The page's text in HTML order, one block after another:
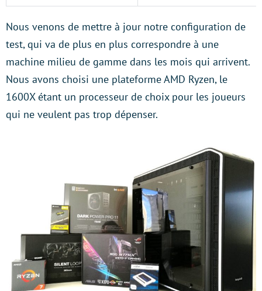
Nous venons de mettre à jour notre configuration de
test, qui va de plus en plus correspondre à une
machine milieu de gamme dans les mois qui arrivent.
Nous avons choisi une plateforme AMD Ryzen, le
1600X étant un processeur de choix pour les joueurs
qui ne veulent pas trop dépenser.